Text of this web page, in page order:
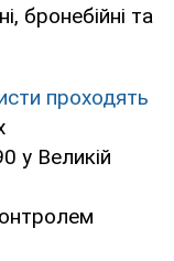
бронебійні та
проходять
у Великій